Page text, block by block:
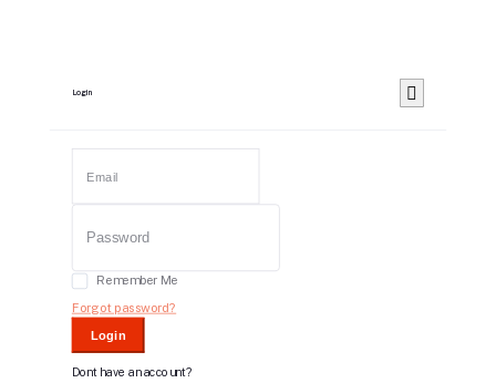
Login
Remember Me
Forgot password?
Login
Dont have an account?